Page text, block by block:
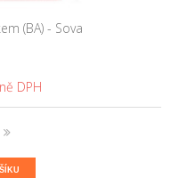
(BA) - Sova